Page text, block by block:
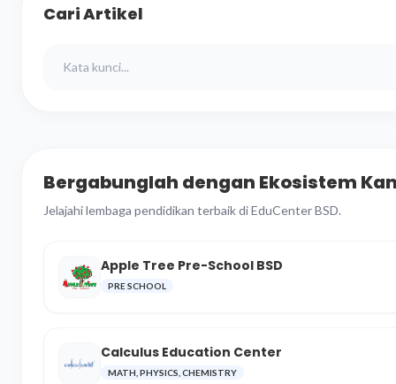
Cari Artikel
Bergabunglah dengan Ekosistem
Jelajahi lembaga pendidikan terbaik di EduCenter BSD.
Apple Tree Pre-School BSD
PRE SCHOOL
Calculus Education Center
MATH, PHYSICS, CHEMISTRY